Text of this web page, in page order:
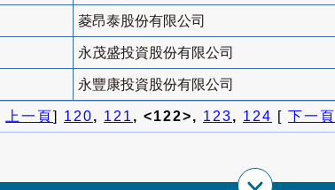
菱昂泰股份有限公司
永茂盛投資股份有限公司
永豐康投資股份有限公司
上一頁] 120, 121, <122>, 123, 124 [ 下一頁